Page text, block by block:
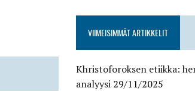
VIIMEISIMMÄT ARTIKKELIT
Khristoforoksen etiikka:
analyysi 29/11/2025